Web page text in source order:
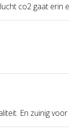
co2 gaat erin
En zuinig voor